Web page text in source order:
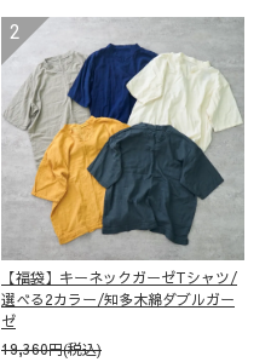
【福袋】キーネックガーゼTシャツ/
選べる2カラー/知多木綿ダブルガー
ゼ
19,360円(税込)